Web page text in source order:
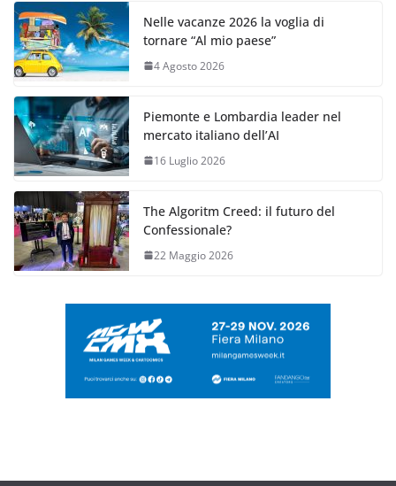
Nelle vacanze 2026 la voglia di
tornare “Al mio paese”
4 Agosto 2026
Piemonte e Lombardia leader nel
mercato italiano dell’AI
16 Luglio 2026
The Algoritm Creed: il futuro del
Confessionale?
22 Maggio 2026